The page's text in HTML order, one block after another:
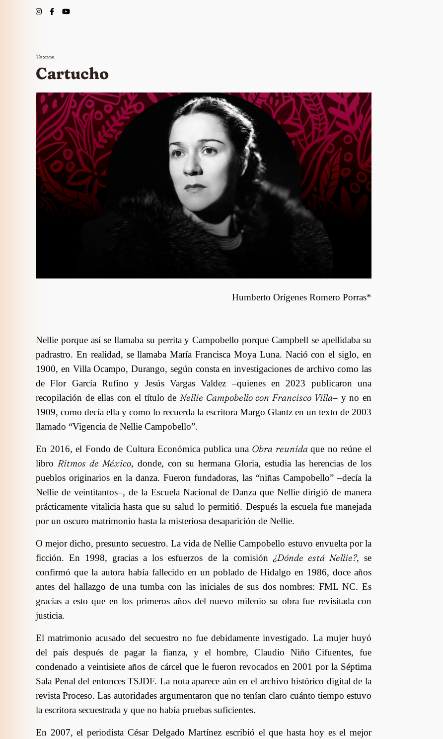
Textos
Cartucho
Humberto Orígenes Romero Porras*
Nellie porque así se llamaba su perrita y Campobello porque Campbell se apellidaba su
padrastro. En realidad, se llamaba María Francisca Moya Luna. Nació con el siglo, en
1900, en Villa Ocampo, Durango, según consta en investigaciones de archivo como las
de Flor García Rufino y Jesús Vargas Valdez –quienes en 2023 publicaron una
recopilación de ellas con el título de Nellie Campobello con Francisco Villa– y no en
1909, como decía ella y como lo recuerda la escritora Margo Glantz en un texto de 2003
llamado “Vigencia de Nellie Campobello”.
En 2016, el Fondo de Cultura Económica publica una Obra reunidaque no reúne el
libro Ritmos de México, donde, con su hermana Gloria, estudia las herencias de los
pueblos originarios en la danza. Fueron fundadoras, las “niñas Campobello” –decía la
Nellie de veintitantos–, de la Escuela Nacional de Danza que Nellie dirigió de manera
prácticamente vitalicia hasta que su salud lo permitió. Después la escuela fue manejada
por un oscuro matrimonio hasta la misteriosa desaparición de Nellie.
O mejor dicho, presunto secuestro. La vida de Nellie Campobello estuvo envuelta por la
ficción. En 1998, gracias a los esfuerzos de la comisión ¿Dónde está Nellie?, se
confirmó que la autora había fallecido en un poblado de Hidalgo en 1986, doce años
antes del hallazgo de una tumba con las iniciales de sus dos nombres: FML NC. Es
gracias a esto que en los primeros años del nuevo milenio su obra fue revisitada con
justicia.
El matrimonio acusado del secuestro no fue debidamente investigado. La mujer huyó
del país después de pagar la fianza, y el hombre, Claudio Niño Cifuentes, fue
condenado a veintisiete años de cárcel que le fueron revocados en 2001 por la Séptima
Sala Penal del entonces TSJDF. La nota aparece aún en el archivo histórico digital de la
revista Proceso. Las autoridades argumentaron que no tenían claro cuánto tiempo estuvo
la escritora secuestrada y que no había pruebas suficientes.
En 2007, el periodista César Delgado Martínez escribió el que hasta hoy es el mejor